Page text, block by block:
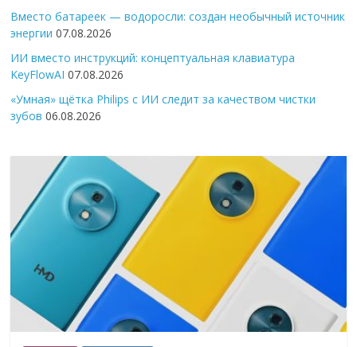
Вместо батареек — водоросли: создан необычный источник
энергии 07.08.2026
ИИ вместо инструкций: концептуальная клавиатура
KeyFlowAI 07.08.2026
«Умная» щётка Philips с ИИ следит за качеством чистки
зубов 06.08.2026